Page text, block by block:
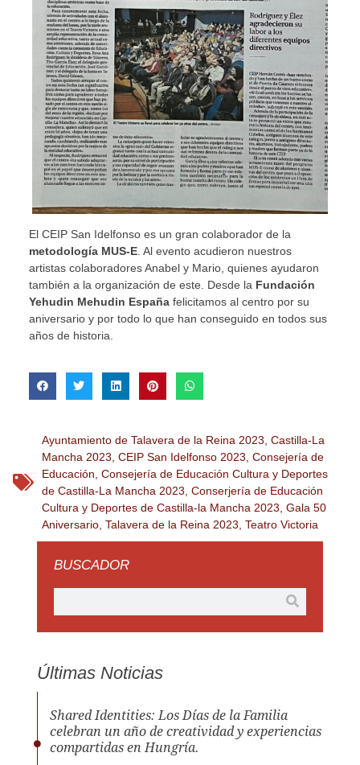
El CEIP San Idelfonso es un gran colaborador de la
metodología MUS-E. Al evento acudieron nuestros
artistas colaboradores Anabel y Mario, quienes ayudaron
también a la organización de este. Desde la Fundación
Yehudin Mehudin Españafelicitamos al centro por su
aniversario y por todo lo que han conseguido en todos sus
años de historia.
Ayuntamiento de Talavera de la Reina 2023 Castilla-La
Mancha 2023 CEIP San Idelfonso 2023 Consejería de
Educación Consejería de Educación Cultura y Deportes
de Castilla-La Mancha 2023 Conserjería de Educación
Cultura y Deportes de Castilla-la Mancha 2023 Gala 50
Aniversario, Talavera de la Reina 2023 Teatro Victoria
BUSCADOR
Últimas Noticias
Shared Identities: Los Días de la Familia
celebran un año de creatividad y experiencias
compartidas en Hungría.